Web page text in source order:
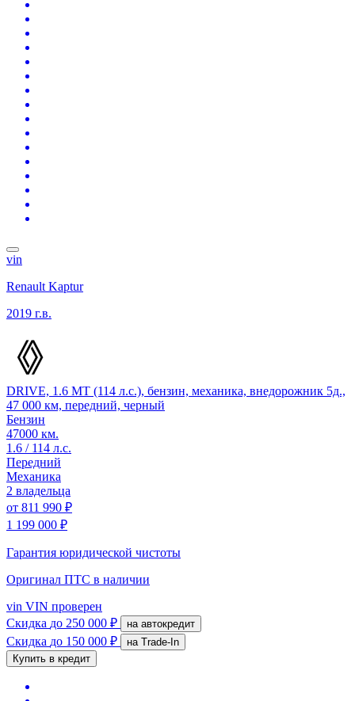
vin
Renault Kaptur
2019 г.в.
DRIVE, 1.6 MT (114 л.с.), бензин, механика, внедорожник 5д.,
47 000 км, передний, черный
Бензин
47000 км.
1.6 / 114 л.с.
Передний
Механика
2 владельца
от 811 990 ₽
1 199 000 ₽
Гарантия юридической чистоты
Оригинал ПТС в наличии
vin VIN проверен
Скидка до 250 000 ₽ на автокредит
Скидка до 150 000 ₽
на Trade-In
Купить в кредит